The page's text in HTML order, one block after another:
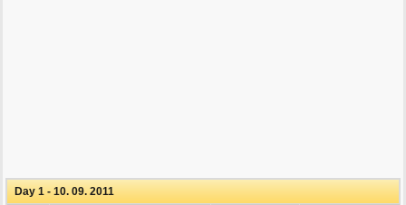
Day 1 - 10. 09. 2011